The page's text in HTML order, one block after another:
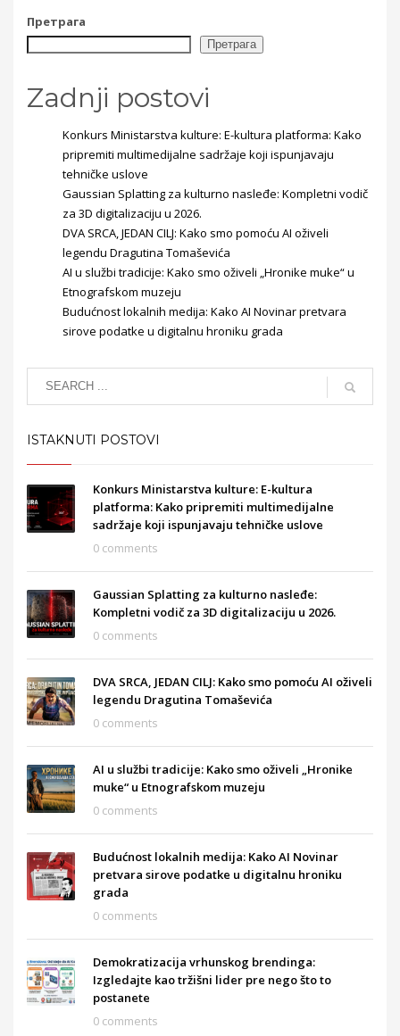
Претрага
Претрага
Zadnji postovi
Konkurs Ministarstva kulture: E-kultura platforma: Kako
pripremiti multimedijalne sadržaje koji ispunjavaju
tehničke uslove
Gaussian Splatting za kulturno nasleđe: Kompletni vodič
za 3D digitalizaciju u 2026.
DVA SRCA, JEDAN CILJ: Kako smo pomoću AI oživeli
legendu Dragutina Tomaševića
AI u službi tradicije: Kako smo oživeli „Hronike muke“ u
Etnografskom muzeju
Budućnost lokalnih medija: Kako AI Novinar pretvara
sirove podatke u digitalnu hroniku grada
ISTAKNUTI POSTOVI
Konkurs Ministarstva kulture: E-kultura
platforma: Kako pripremiti multimedijalne
sadržaje koji ispunjavaju tehničke uslove
0 comments
Gaussian Splatting za kulturno nasleđe:
Kompletni vodič za 3D digitalizaciju u 2026.
0 comments
DVA SRCA, JEDAN CILJ: Kako smo pomoću AI oživeli
legendu Dragutina Tomaševića
0 comments
AI u službi tradicije: Kako smo oživeli „Hronike
muke“ u Etnografskom muzeju
0 comments
Budućnost lokalnih medija: Kako AI Novinar
pretvara sirove podatke u digitalnu hroniku
grada
0 comments
Demokratizacija vrhunskog brendinga:
Izgledajte kao tržišni lider pre nego što to
postanete
0 comments